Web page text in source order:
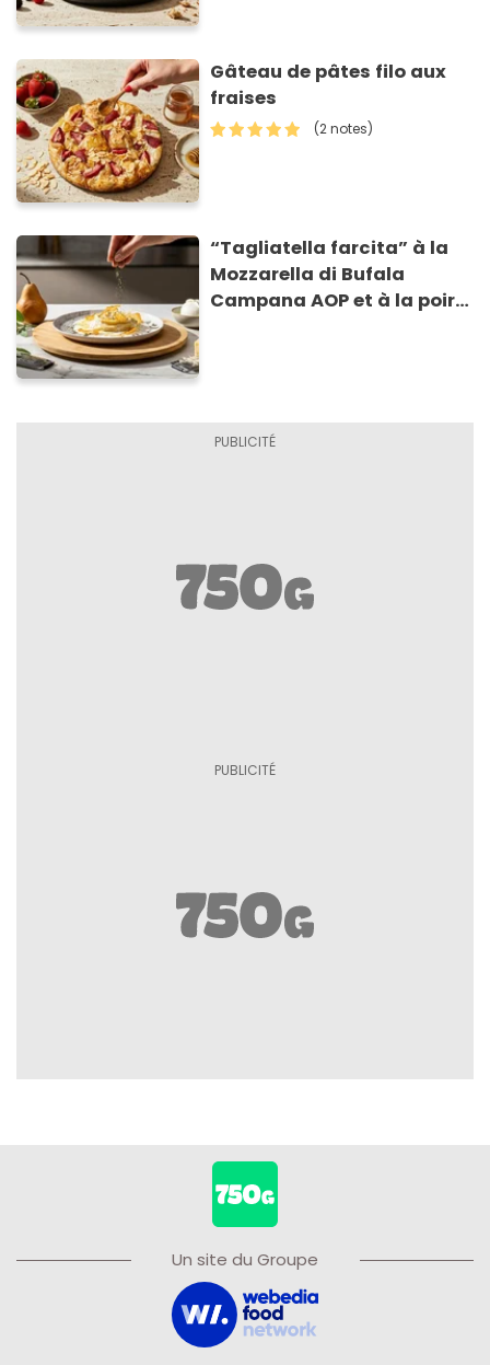
Gâteau de pâtes filo aux
fraises
(2 notes)
“Tagliatella farcita” à la
Mozzarella di Bufala
Campana AOP et à la poire
Un site du Groupe